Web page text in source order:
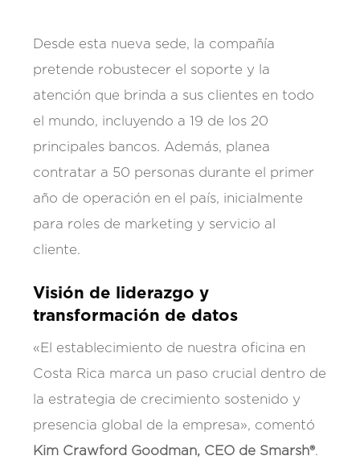
Desde esta nueva sede, la compañía
pretende robustecer el soporte y la
atención que brinda a sus clientes en todo
el mundo, incluyendo a 19 de los 20
principales bancos. Además, planea
contratar a 50 personas durante el primer
año de operación en el país, inicialmente
para roles de marketing y servicio al
cliente.
Visión de liderazgo y
transformación de datos
«El establecimiento de nuestra oficina en
Costa Rica marca un paso crucial dentro de
la estrategia de crecimiento sostenido y
presencia global de la empresa», comentó
Kim Crawford Goodman, CEO de Smarsh®.